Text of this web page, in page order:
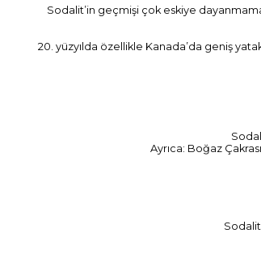
Sodalit’in geçmişi çok eskiye
20. yüzyılda özellikle Kanada’da geniş
Ayrıca: Boğaz